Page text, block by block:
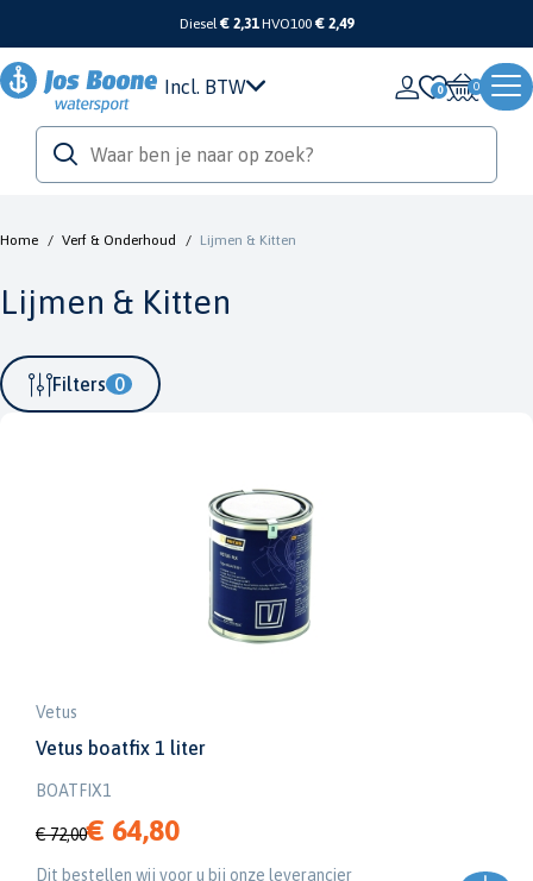
Diesel€ 2,31 HVO100 € 2,49
Incl. BTW 0
Home / Verf & Onderhoud / Lijmen & Kitten
Lijmen & Kitten
Filters 0
Vetus
Vetus boatfix 1 liter
BOATFIX1
€ 72,00€ 64,80
Dit bestellen wij voor u bij onze leverancier